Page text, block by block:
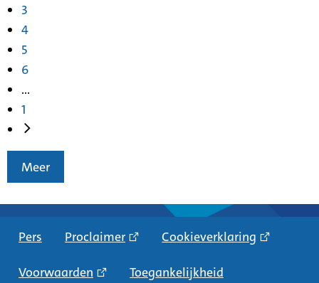
3
4
5
6
...
1
Meer
Pers Proclaimer Cookieverklaring
Voorwaarden Toegankelijkheid